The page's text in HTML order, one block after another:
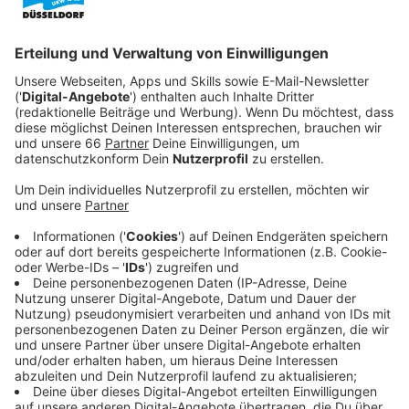
Zu Gast ist der Tabellenletze Jahn
Regensburg
Anzeige
Fortuna-Trainer
offensivere Mannschaft als zuletzt.
Anzeige